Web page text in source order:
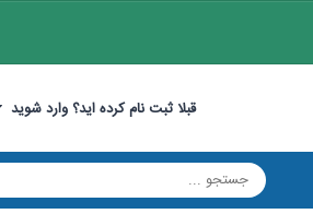
قبلا ثبت نام کرده اید؟ وارد شوید